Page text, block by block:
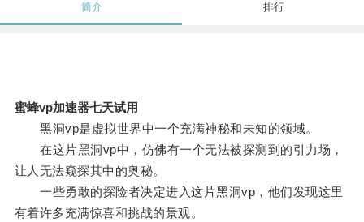
简介 排行
蜜蜂vp加速器七天试用
黑洞vp是虚拟世界中一个充满神秘和未知的领域。
在这片黑洞vp中，仿佛有一个无法被探测到的引力场，
让人无法窥探其中的奥秘。
一些勇敢的探险者决定进入这片黑洞vp，他们发现这里
有着许多充满惊喜和挑战的景观。